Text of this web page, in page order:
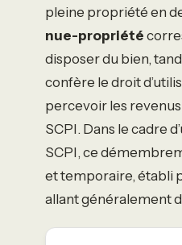
pleine propriété en
nue-propriété
disposer du bien,
confère le droit
percevoir les
SCPI. Dans le cadre
SCPI, ce
et temporaire, établi
allant généralement